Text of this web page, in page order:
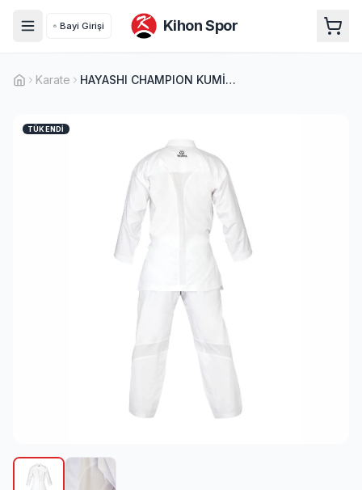
Bayi Girişi Kihon Spor
Karate HAYASHI CHAMPION KUMİTE MASTER
TÜKENDI